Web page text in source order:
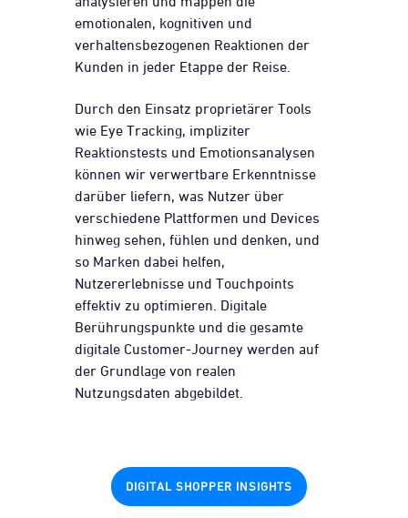
emotionalen, kognitiven und
verhaltensbezogenen Reaktionen der
Kunden in jeder Etappe der Reise.
Durch den Einsatz proprietärer Tools
wie Eye Tracking, impliziter
Reaktionstests und Emotionsanalysen
können wir verwertbare Erkenntnisse
darüber liefern, was Nutzer über
verschiedene Plattformen und Devices
hinweg sehen, fühlen und denken, und
so Marken dabei helfen,
Nutzererlebnisse und Touchpoints
effektiv zu optimieren. Digitale
Berührungspunkte und die gesamte
digitale Customer-Journey werden auf
der Grundlage von realen
Nutzungsdaten abgebildet.
DIGITAL SHOPPER INSIGHTS